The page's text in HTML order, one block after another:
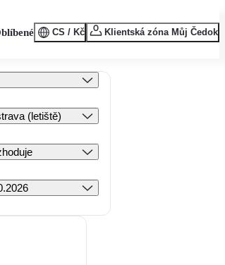
CS / Kč Klientská zóna Můj Čedok
(letiště)